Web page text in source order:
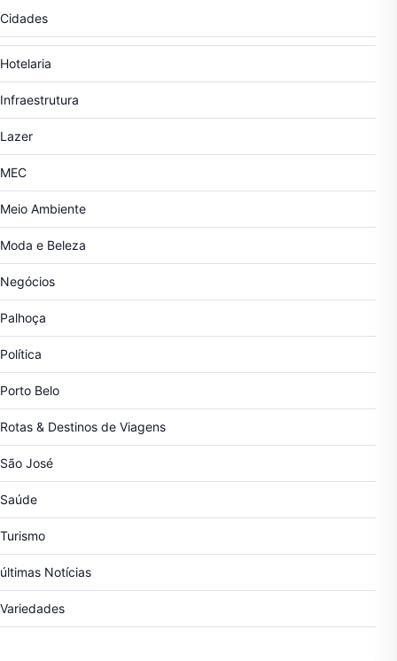
Cidades
Hotelaria
Infraestrutura
Lazer
MEC
Meio Ambiente
Moda e Beleza
Negócios
Palhoça
Política
Porto Belo
Rotas & Destinos de Viagens
São José
Saúde
Turismo
últimas Notícias
Variedades